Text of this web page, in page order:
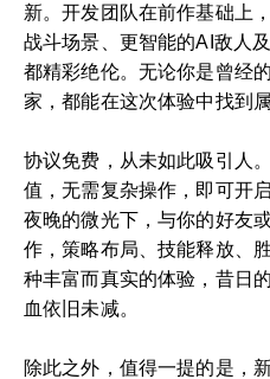
新。开发团队在前作基础上
战斗场景、更智能的AI敌人
都精彩绝伦。无论你是曾经
家，都能在这次体验中找到
协议免费，从未如此吸引人
值，无需复杂操作，即可开
夜晚的微光下，与你的好友
作，策略布局、技能释放、
种丰富而真实的体验，昔日
血依旧未减。
除此之外，值得一提的是，